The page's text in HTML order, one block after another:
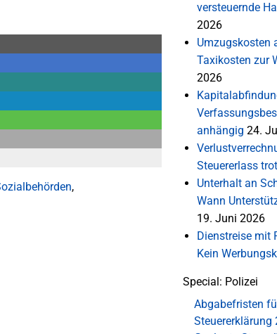
,
versteuernde
2026
Umzugskosten
Taxikosten zur
2026
anhängig 24.
Steuererlass
Unterhalt an
Wann
19. Juni 2026
Dienstreise mit
Kein
Special: Polizei
Abgabefristen
Steuererklärung